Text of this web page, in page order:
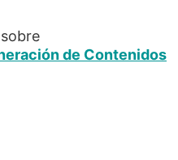
de Contenidos